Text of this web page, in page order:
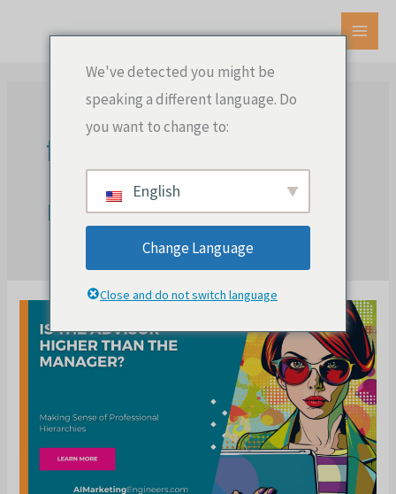
fundamentos del
marketing
We've detected you might be
speaking a different language. Do
you want to change to:
English
Change Language
Close and do not switch language